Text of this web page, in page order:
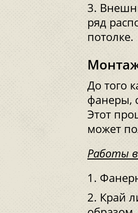
ряд
потолке.
До того
фанеры,
Этот
может
Работы
Край